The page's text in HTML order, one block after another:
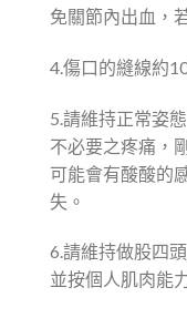
免關節內出血，
4.傷口的縫線約
5.請維持正常姿
不必要之疼痛，
可能會有酸酸的
失。
6.請維持做股四
並按個人肌肉能